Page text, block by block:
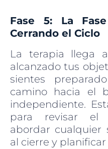
Fase 5: La
Cerrando el Ciclo
La terapia llega
alcanzado tus
sientes
camino hacia el
independiente.
para revisar el
abordar cualquier
al cierre y